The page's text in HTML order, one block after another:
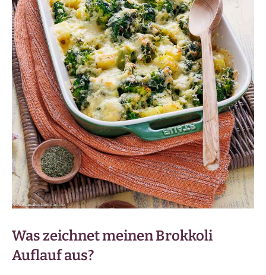
Was zeichnet meinen Brokkoli
Auflauf aus?